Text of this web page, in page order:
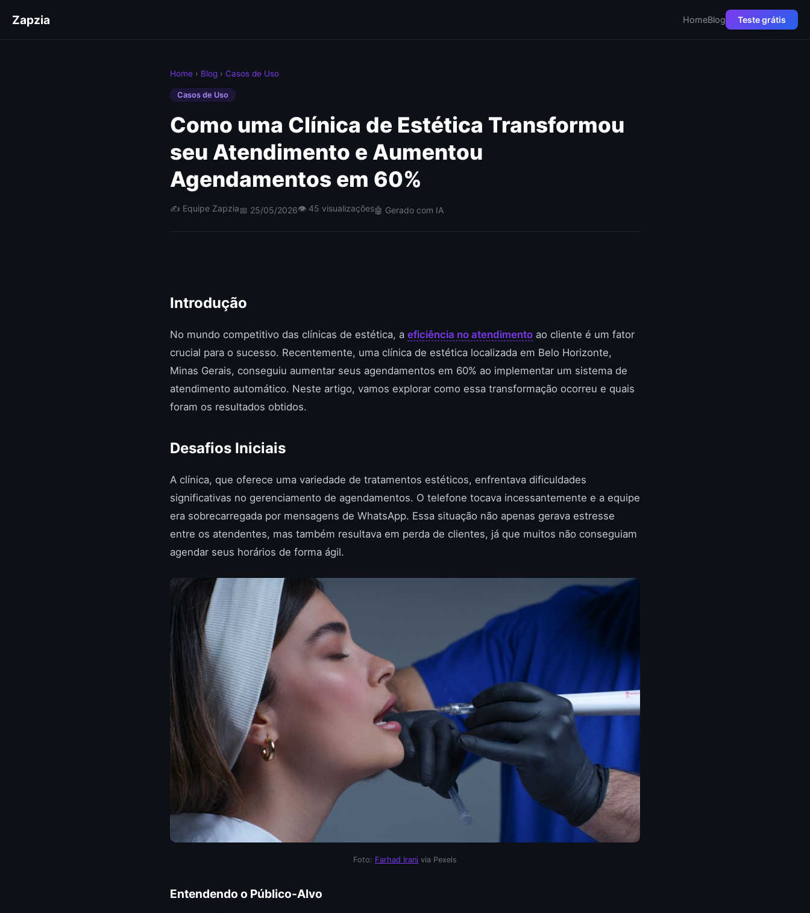
Zapzia HomeBlog Teste grátis
Home › Blog › Casos de Uso
Casos de Uso
Como uma Clínica de Estética Transformou
seu Atendimento e Aumentou
Agendamentos em 60%
✍️ Equipe Zapzia📅 25/05/2026👁 45 visualizações🤖 Gerado com IA
Introdução
No mundo competitivo das clínicas de estética, a eficiência no atendimento ao cliente é um fator
crucial para o sucesso. Recentemente, uma clínica de estética localizada em Belo Horizonte,
Minas Gerais, conseguiu aumentar seus agendamentos em 60% ao implementar um sistema de
atendimento automático. Neste artigo, vamos explorar como essa transformação ocorreu e quais
foram os resultados obtidos.
Desafios Iniciais
A clínica, que oferece uma variedade de tratamentos estéticos, enfrentava dificuldades
significativas no gerenciamento de agendamentos. O telefone tocava incessantemente e a equipe
era sobrecarregada por mensagens de WhatsApp. Essa situação não apenas gerava estresse
entre os atendentes, mas também resultava em perda de clientes, já que muitos não conseguiam
agendar seus horários de forma ágil.
Foto: Farhad Irani via Pexels
Entendendo o Público-Alvo